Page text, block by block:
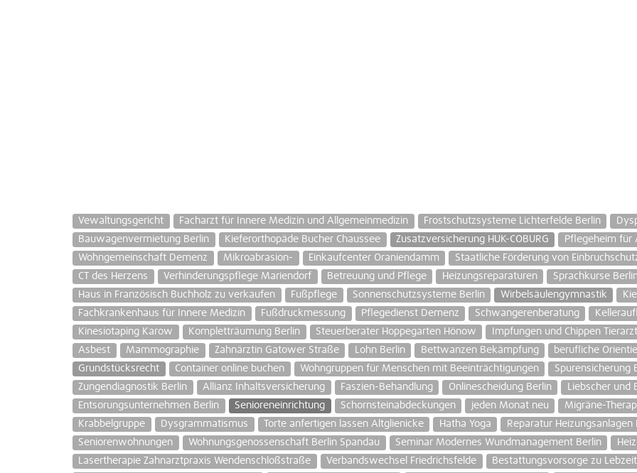
Vewaltungsgericht Facharzt für Innere Medizin und Allgemeinmedizin Frostschutzsysteme Lichterfelde Berlin
Bauwagenvermietung Berlin
Kieferorthopäde Bucher Chaussee Zusatzversicherung HUK-COBURG Pflegeheim für
Wohngemeinschaft Demenz
Mikroabrasion- Einkaufcenter Oraniendamm Staatliche Förderung von
CT des Herzens
Verhinderungspflege Mariendorf Betreuung und Pflege Heizungsreparaturen Sprachkurse
Haus in Französisch Buchholz zu verkaufen
Fußpflege Sonnenschutzsysteme Berlin Wirbelsäulengymnastik
Fachkrankenhaus für Innere Medizin
Fußdruckmessung Pflegedienst Demenz Schwangerenberatung
Kinesiotaping Karow
Kompletträumung Berlin Steuerberater Hoppegarten Hönow Impfungen und Chippen Tierarzt
Asbest
Mammographie Zahnärztin Gatower Straße Lohn Berlin Bettwanzen Bekämpfung berufliche
Grundstücksrecht
Container online buchen Wohngruppen für Menschen mit Beeinträchtigungen Spurensicherung
Zungendiagnostik Berlin
Allianz Inhaltsversicherung Faszien-Behandlung Onlinescheidung Berlin Liebscher und
Entsorungsunternehmen Berlin
Senioreneinrichtung Schornsteinabdeckungen jeden Monat neu Migräne-
Krabbelgruppe
Dysgrammatismus Torte anfertigen lassen Altglienicke Hatha Yoga Reparatur Heizungsanlagen
Seniorenwohnungen
Wohnungsgenossenschaft Berlin Spandau Seminar Modernes Wundmanagement Berlin
Lasertherapie Zahnarztpraxis Wendenschloßstraße
Verbandswechsel Friedrichsfelde Bestattungsvorsorge zu